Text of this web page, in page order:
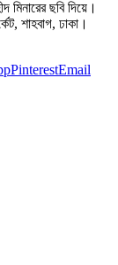
মিনারের ছবি দিয়ে।
শাহবাগ, ঢাকা।
PinterestEmail